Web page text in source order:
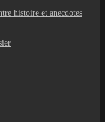
histoire et anecdotes